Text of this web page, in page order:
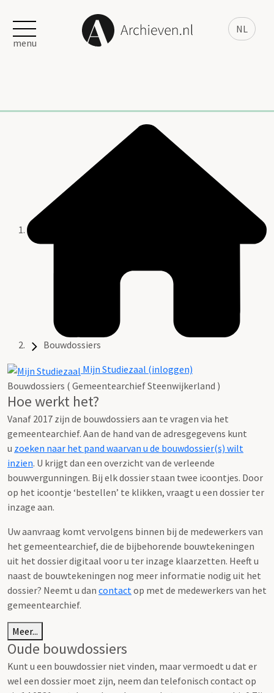
NL
menu
Bouwdossiers
Mijn Studiezaal (inloggen)
Bouwdossiers ( Gemeentearchief Steenwijkerland )
Hoe werkt het?
Vanaf 2017 zijn de bouwdossiers aan te vragen via het
gemeentearchief. Aan de hand van de adresgegevens kunt
u zoeken naar het pand waarvan u de bouwdossier(s) wilt
inzien. U krijgt dan een overzicht van de verleende
bouwvergunningen. Bij elk dossier staan twee icoontjes. Door
op het icoontje ‘bestellen’ te klikken, vraagt u een dossier ter
inzage aan.
Uw aanvraag komt vervolgens binnen bij de medewerkers van
het gemeentearchief, die de bijbehorende bouwtekeningen
uit het dossier digitaal voor u ter inzage klaarzetten. Heeft u
naast de bouwtekeningen nog meer informatie nodig uit het
dossier? Neemt u dan contact op met de medewerkers van het
gemeentearchief.
Meer...
Oude bouwdossiers
Kunt u een bouwdossier niet vinden, maar vermoedt u dat er
wel een dossier moet zijn, neem dan telefonisch contact op